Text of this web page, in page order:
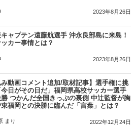
2023年8月26日
キャプテン遠藤航選手 沖永良部島に来島！
カー事情とは？
2023年8月26日
み動画コメント追加/取材記事】選手権に挑
日がその日だ」福岡県高校サッカー選手
つかんだ全国きっぷの裏側 中辻監督が胸
福岡との決勝に臨んだ「言葉」とは？
まり 2022年12月24日